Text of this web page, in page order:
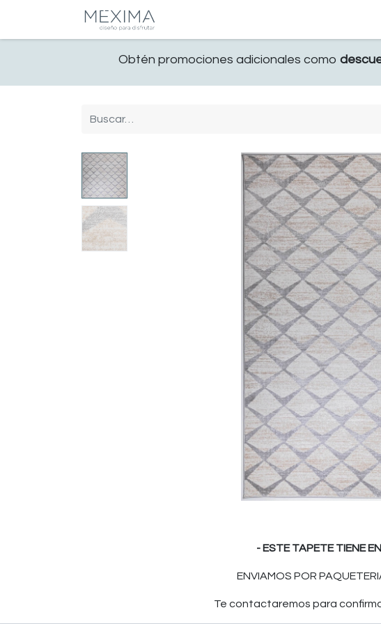
Obtén promociones adicionales como
- ESTE TAPETE TIENE
ENVIAMOS POR
Te contactaremos para